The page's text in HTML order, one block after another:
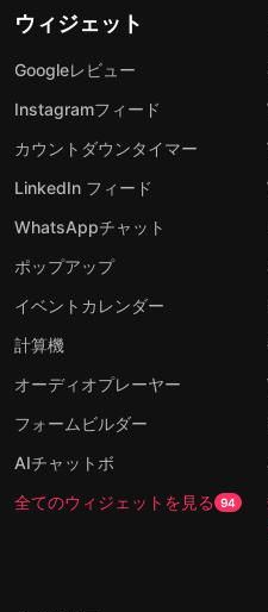
ウィジェット
Googleレビュー
Instagramフィード
カウントダウンタイマー
LinkedIn フィード
WhatsAppチャット
ポップアップ
イベントカレンダー
計算機
オーディオプレーヤー
フォームビルダー
AIチャットボ
全てのウィジェットを見る 94